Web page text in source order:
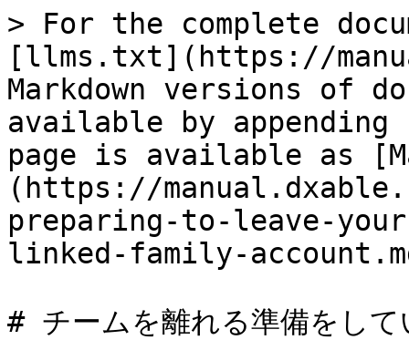
> For the complete
[llms.txt](https://
Markdown versions of
available by
page is available as
(https://
preparing-to-leave-
linked-family-
# チームを離れる準備をし